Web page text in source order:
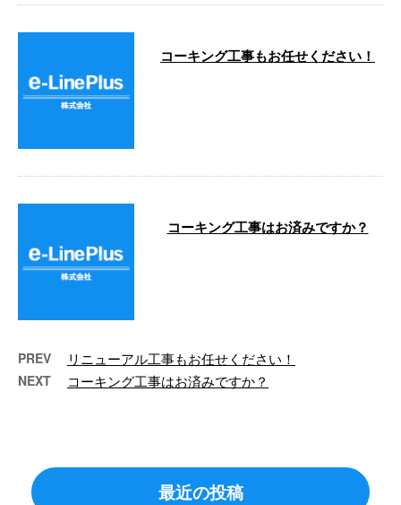
コーキング工事もお任せください！
コーキング工事はお済みですか？
PREV リニューアル工事もお任せください！
NEXT コーキング工事はお済みですか？
最近の投稿